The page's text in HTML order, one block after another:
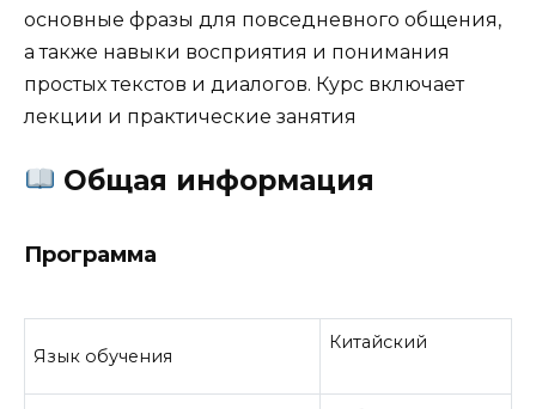
основные фразы для повседневного общения,
а также навыки восприятия и понимания
простых текстов и диалогов. Курс включает
лекции и практические занятия
Общая информация
Программа
Язык обучения
Китайский